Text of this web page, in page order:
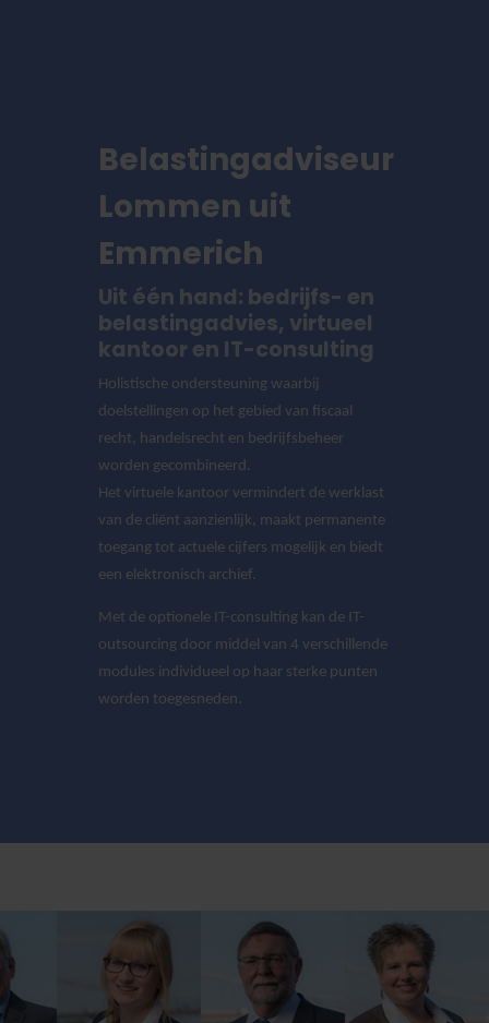
Belastingadviseur
Lommen uit
Emmerich
Uit één hand: bedrijfs- en
belastingadvies, virtueel
kantoor en IT-consulting
Holistische ondersteuning waarbij
doelstellingen op het gebied van fiscaal
recht, handelsrecht en bedrijfsbeheer
worden gecombineerd.
Het virtuele kantoor vermindert de werklast
van de cliënt aanzienlijk, maakt permanente
toegang tot actuele cijfers mogelijk en biedt
een elektronisch archief.
Met de optionele IT-consulting kan de IT-
outsourcing door middel van 4 verschillende
modules individueel op haar sterke punten
worden toegesneden.